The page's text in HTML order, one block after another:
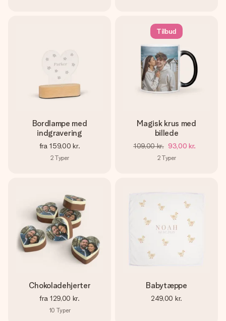
Bordlampe med
indgravering
fra 159,00 kr.
2 Typer
Tilbud
Magisk krus med
billede
109,00 kr. 93,00 kr.
2 Typer
Chokoladehjerter
fra 129,00 kr.
10 Typer
Babytæppe
249,00 kr.